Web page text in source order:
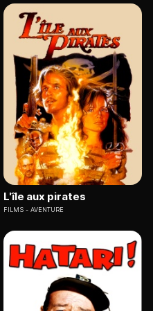
L'île aux pirates
FILMS AVENTURE